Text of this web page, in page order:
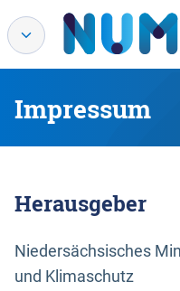
Impressum
Herausgeber
Niedersächsisches
und Klimaschutz